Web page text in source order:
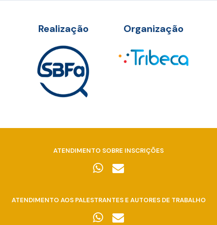
Realização Organização
ATENDIMENTO SOBRE INSCRIÇÕES
ATENDIMENTO AOS PALESTRANTES E AUTORES DE TRABALHO